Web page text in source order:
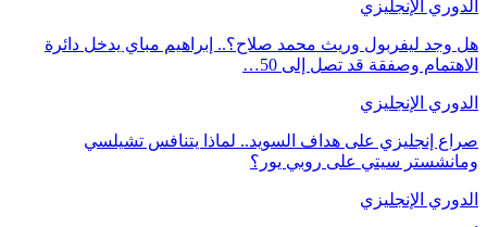
الدوري الإنجليزي
هل وجد ليفربول وريث محمد صلاح؟.. إبراهيم مباي يدخل دائرة
الاهتمام وصفقة قد تصل إلى 50…
الدوري الإنجليزي
صراع إنجليزي على هداف السويد.. لماذا يتنافس تشيلسي
ومانشستر سيتي على روبي يور؟
الدوري الإنجليزي